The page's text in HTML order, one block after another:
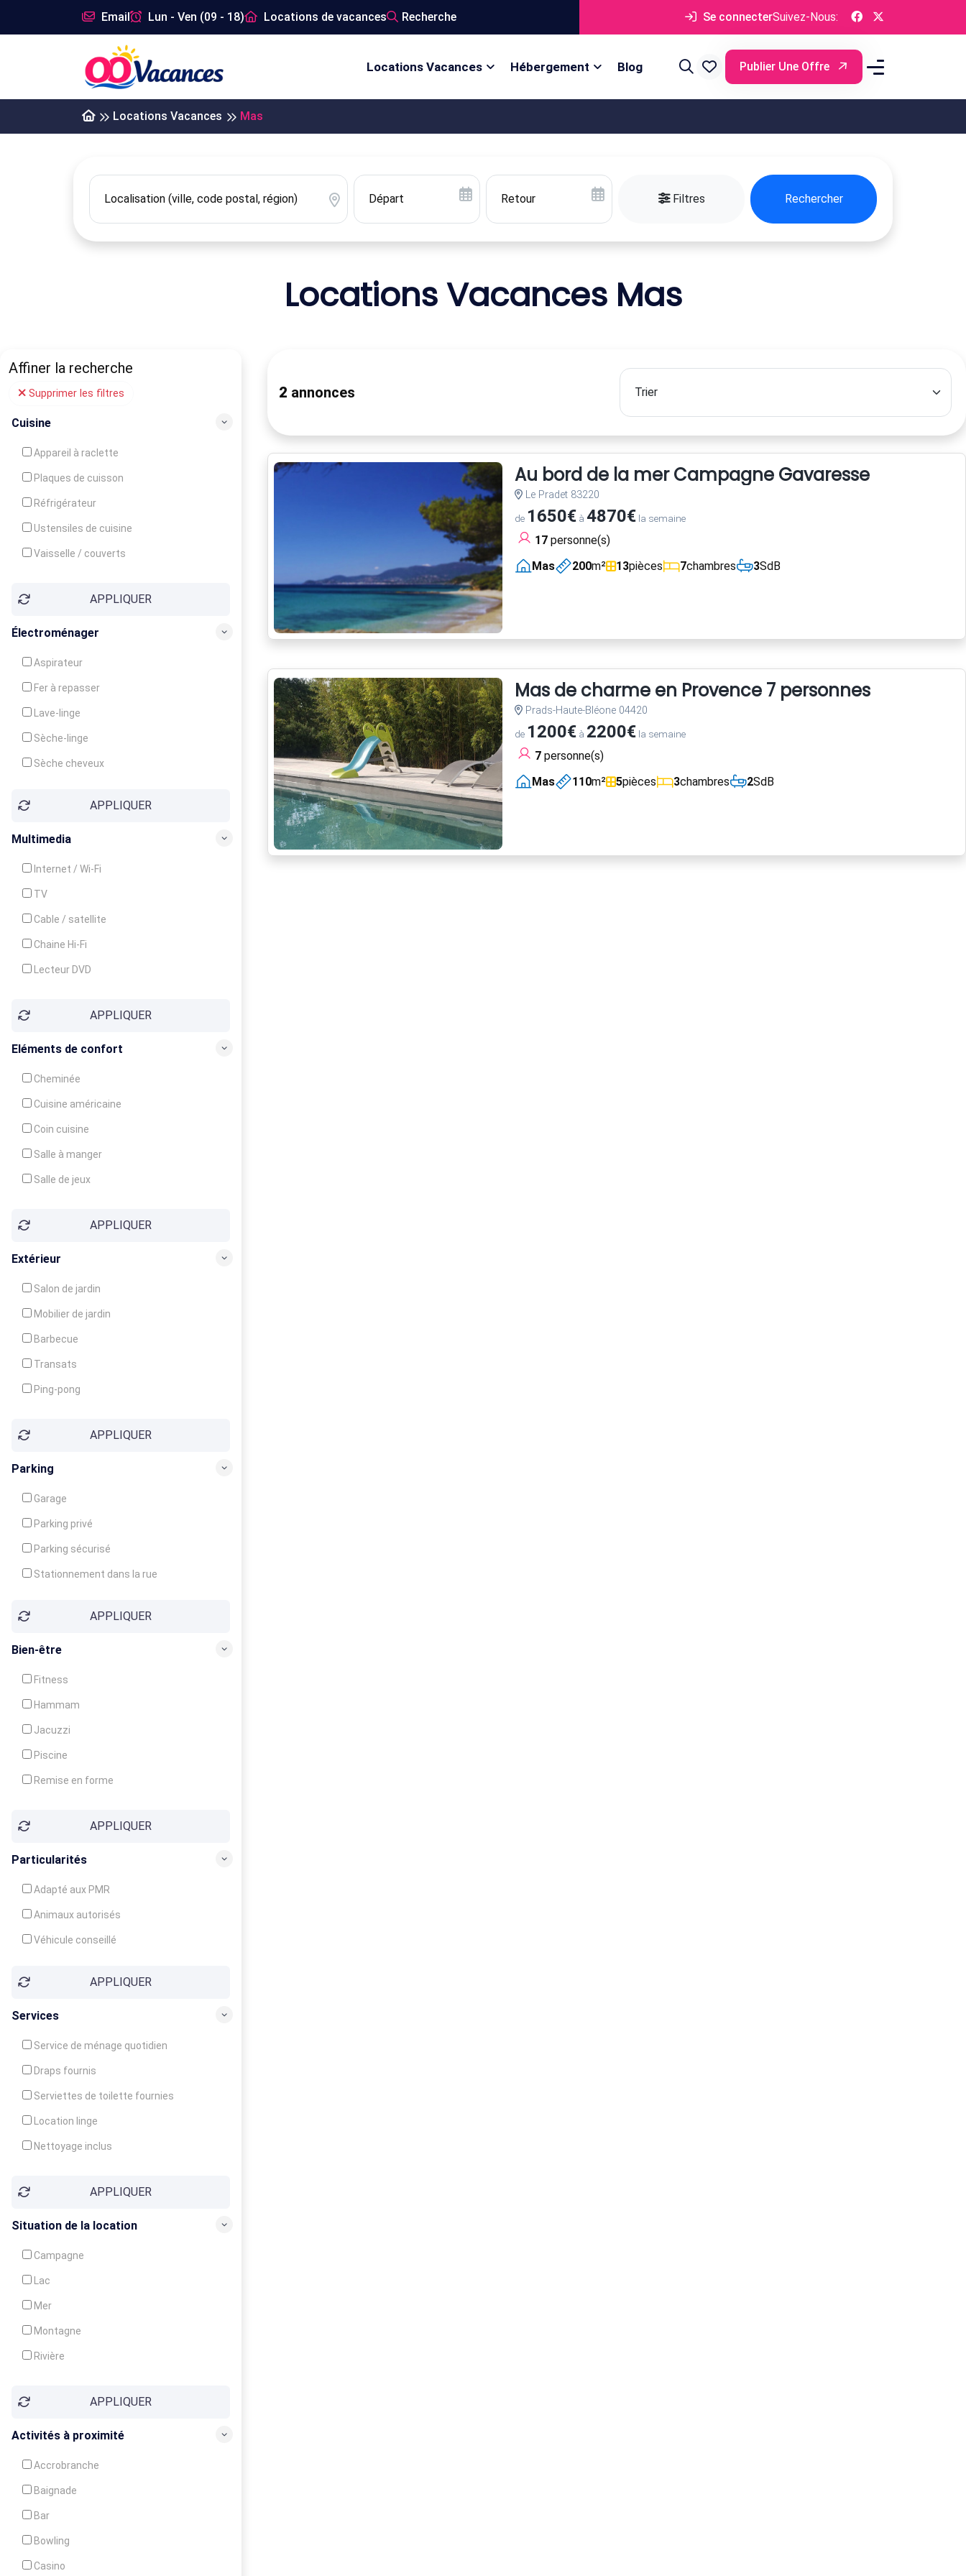
Email Lun - Ven (09 - 18) Locations de vacances Recherche Se connecterSuivez-Nous:
Locations Vacances Hébergement Blog Publier Une Offre
Locations Vacances Mas
Filtres Rechercher
Locations Vacances Mas
Affiner la recherche
Supprimer les filtres
Cuisine
Appareil à raclette
Plaques de cuisson
Réfrigérateur
Ustensiles de cuisine
Vaisselle / couverts
Congélateur
APPLIQUER
Électroménager
Aspirateur
Fer à repasser
Lave-linge
Sèche-linge
Sèche cheveux
APPLIQUER
Multimedia
Internet / Wi-Fi
TV
Cable / satellite
Chaine Hi-Fi
Lecteur DVD
APPLIQUER
Eléments de confort
Cheminée
Cuisine américaine
Coin cuisine
Salle à manger
Salle de jeux
Balcon / Terrasse
APPLIQUER
Extérieur
Salon de jardin
Mobilier de jardin
Barbecue
Transats
Ping-pong
Jeux d'enfantsAPPLIQUER
Parking
Garage
Parking privé
Parking sécurisé
Stationnement dans la rue
APPLIQUER
Bien-être
Fitness
Hammam
Jacuzzi
Piscine
Remise en forme
Soins du corpsAPPLIQUER
Particularités
Adapté aux PMR
Animaux autorisés
Véhicule conseillé
APPLIQUER
Services
Service de ménage quotidien
Draps fournis
Serviettes de toilette fournies
Location linge
Nettoyage inclus
Garde d'enfants
Crèche
APPLIQUER
Situation de la location
Campagne
Lac
Mer
Montagne
Rivière
APPLIQUER
Activités à proximité
Accrobranche
Baignade
Bar
Bowling
Casino
2 annonces
Au bord de la mer Campagne Gavaresse
Le Pradet 83220
de 1650€à 4870€la semaine
17personne(s)
Mas
200m² 13pièces 7chambres 3SdB
Mas de charme en Provence 7 personnes
Prads-Haute-Bléone 04420
de 1200€à 2200€la semaine
7personne(s)
Mas
110m² 5pièces 3chambres 2SdB